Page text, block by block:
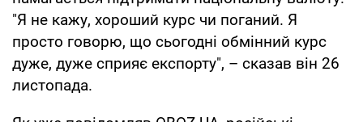
"Я не кажу, хороший курс чи поганий. Я
просто говорю, що сьогодні обмінний курс
дуже, дуже сприяє експорту", – сказав він 26
листопада.